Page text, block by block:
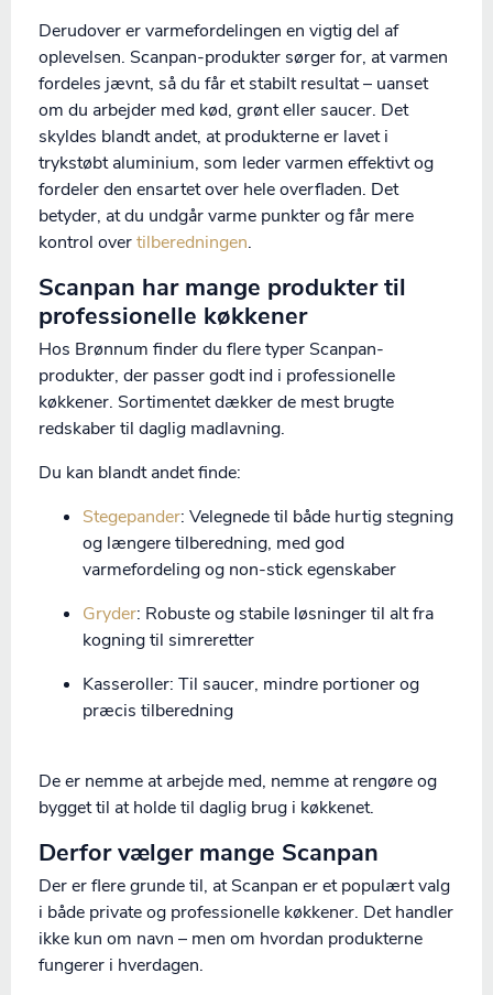
Derudover er varmefordelingen en vigtig del af
oplevelsen. Scanpan-produkter sørger for, at varmen
fordeles jævnt, så du får et stabilt resultat – uanset
om du arbejder med kød, grønt eller saucer. Det
skyldes blandt andet, at produkterne er lavet i
trykstøbt aluminium, som leder varmen effektivt og
fordeler den ensartet over hele overfladen. Det
betyder, at du undgår varme punkter og får mere
kontrol overtilberedningen.
Scanpan har mange produkter til
professionelle køkkener
Hos Brønnum finder du flere typer Scanpan-
produkter, der passer godt ind i professionelle
køkkener. Sortimentet dækker de mest brugte
redskaber til daglig madlavning.
Du kan blandt andet finde:
Stegepander: Velegnede til både hurtig stegning
og længere tilberedning, med god
varmefordeling og non-stick egenskaber
Gryder: Robuste og stabile løsninger til alt fra
kogning til simreretter
Kasseroller: Til saucer, mindre portioner og
præcis tilberedning
De er nemme at arbejde med, nemme at rengøre og
bygget til at holde til daglig brug i køkkenet.
Derfor vælger mange Scanpan
Der er flere grunde til, at Scanpan er et populært valg
i både private og professionelle køkkener. Det handler
ikke kun om navn – men om hvordan produkterne
fungerer i hverdagen.